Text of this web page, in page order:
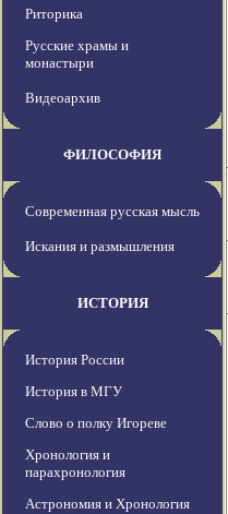
Риторика
Русские храмы и
монастыри
Видеоархив
ФИЛОСОФИЯ
Современная русская мысль
Искания и размышления
ИСТОРИЯ
История России
История в МГУ
Слово о полку Игореве
Хронология и
парахронология
Астрономия и Хронология